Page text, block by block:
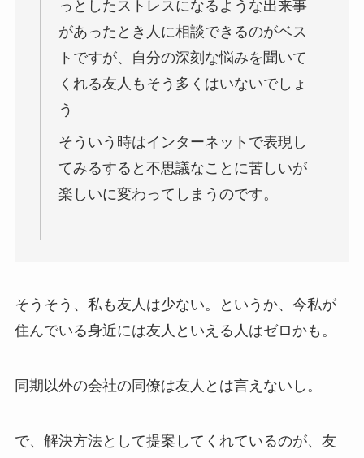
っとしたストレスになるような出来事
があったとき人に相談できるのがベス
トですが、自分の深刻な悩みを聞いて
くれる友人もそう多くはいないでしょ
う
そういう時はインターネットで表現し
てみるすると不思議なことに苦しいが
楽しいに変わってしまうのです。
そうそう、私も友人は少ない。というか、今私が
住んでいる身近には友人といえる人はゼロかも。
同期以外の会社の同僚は友人とは言えないし。
で、解決方法として提案してくれているのが、友